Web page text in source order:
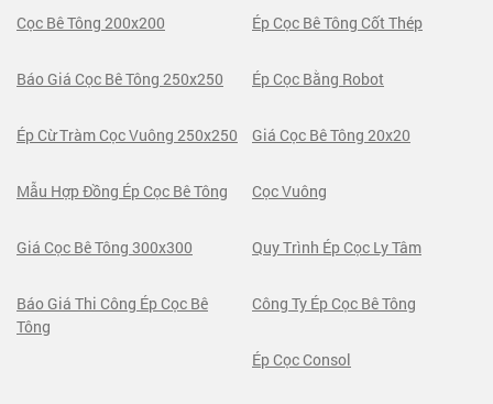
Cọc Bê Tông 200x200 Ép Cọc Bê Tông Cốt Thép
Báo Giá Cọc Bê Tông 250x250 Ép Cọc Bằng Robot
Ép Cừ Tràm Cọc Vuông 250x250 Giá Cọc Bê Tông 20x20
Mẫu Hợp Đồng Ép Cọc Bê Tông Cọc Vuông
Giá Cọc Bê Tông 300x300 Quy Trình Ép Cọc Ly Tâm
Báo Giá Thi Công Ép Cọc Bê
Tông
Công Ty Ép Cọc Bê Tông
Ép Cọc Consol